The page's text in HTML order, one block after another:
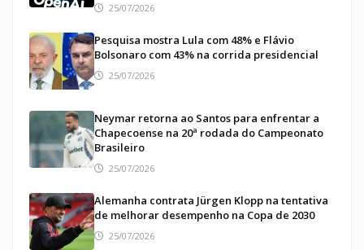
25/07/2026
Pesquisa mostra Lula com 48% e Flávio
Bolsonaro com 43% na corrida presidencial
25/07/2026
Neymar retorna ao Santos para enfrentar a
Chapecoense na 20ª rodada do Campeonato
Brasileiro
25/07/2026
Alemanha contrata Jürgen Klopp na tentativa
de melhorar desempenho na Copa de 2030
25/07/2026